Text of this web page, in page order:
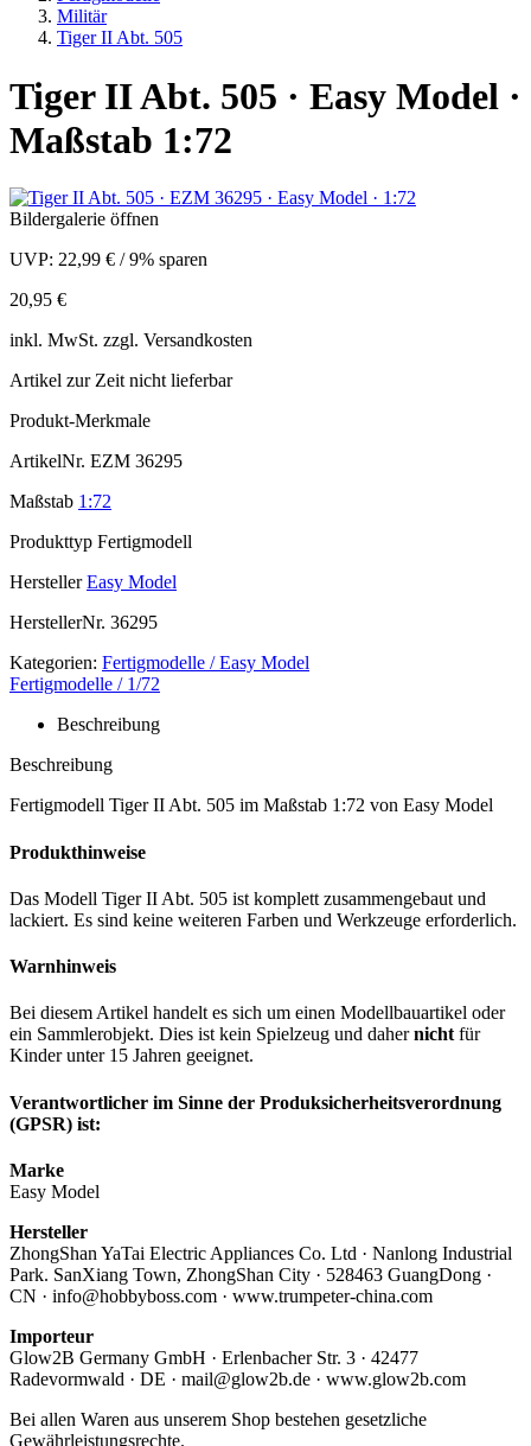
Militär
Tiger II Abt. 505
Tiger II Abt. 505 · Easy Model ·
Maßstab 1:72
Bildergalerie öffnen
UVP: 22,99 € /9% sparen
20,95 €
inkl. MwSt. zzgl. Versandkosten
Artikel zur Zeit nicht lieferbar
Produkt-Merkmale
ArtikelNr. EZM 36295
Maßstab 1:72
Produkttyp Fertigmodell
Hersteller Easy Model
HerstellerNr. 36295
Kategorien: Fertigmodelle / Easy Model
Fertigmodelle / 1/72
Beschreibung
Beschreibung
Fertigmodell Tiger II Abt. 505 im Maßstab 1:72 von Easy Model
Produkthinweise
Das Modell Tiger II Abt. 505 ist komplett zusammengebaut und
lackiert. Es sind keine weiteren Farben und Werkzeuge erforderlich.
Warnhinweis
Bei diesem Artikel handelt es sich um einen Modellbauartikel oder
ein Sammlerobjekt. Dies ist kein Spielzeug und dahernicht für
Kinder unter 15 Jahren geeignet.
Verantwortlicher im Sinne der Produksicherheitsverordnung
(GPSR) ist:
Marke
Easy Model
Hersteller
ZhongShan YaTai Electric Appliances Co. Ltd · Nanlong Industrial
Park. SanXiang Town, ZhongShan City · 528463 GuangDong ·
CN · info@hobbyboss.com · www.trumpeter-china.com
Importeur
Glow2B Germany GmbH · Erlenbacher Str. 3 · 42477
Radevormwald · DE · mail@glow2b.de · www.glow2b.com
Bei allen Waren aus unserem Shop bestehen gesetzliche
Gewährleistungsrechte.